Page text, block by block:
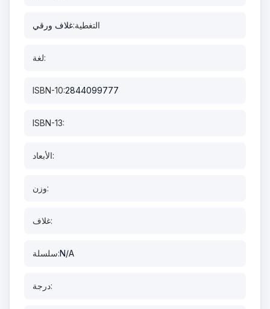
التغطية:غلاف ورقي
لغة:
ISBN-10:2844099777
ISBN-13:
الأبعاد:
وزن:
غلاف:
سلسلة:N/A
درجة: